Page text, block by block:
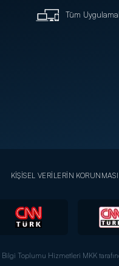
Tüm
KİŞİSEL VERİLERİN KORUNMASI
Bilgi Toplumu Hizmetleri MKK